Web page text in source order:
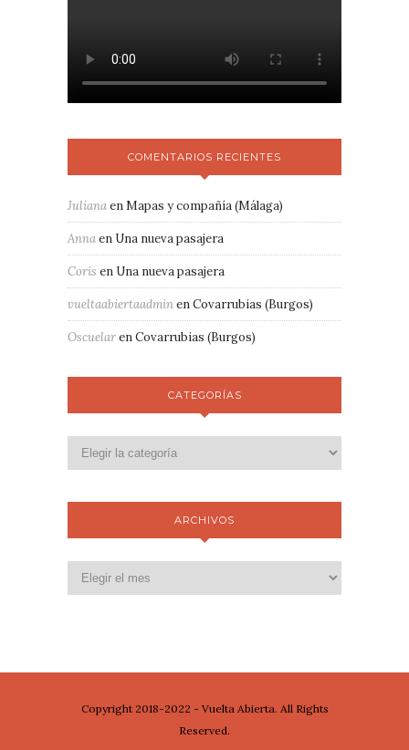
COMENTARIOS RECIENTES
JulianaenMapas y compañía (Málaga)
Annaen Una nueva pasajera
Coris en Una nueva pasajera
vueltaabiertaadminenCovarrubias (Burgos)
OscuelarenCovarrubias (Burgos)
CATEGORÍAS
ARCHIVOS
Copyright 2018-2022 - Vuelta Abierta. All Rights
Reserved.